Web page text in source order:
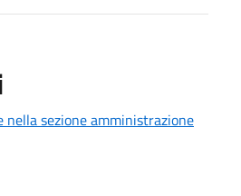
nella sezione amministrazione